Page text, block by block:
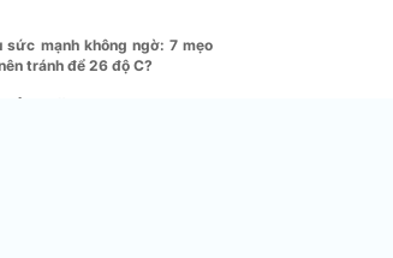
mạnh không ngờ: 7 mẹo
tránh để 26 độ C?
răng